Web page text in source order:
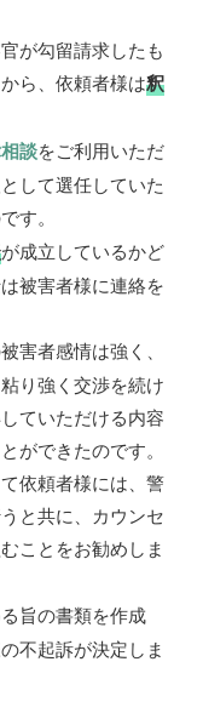
が勾留請求したも
ら、依頼者様は釈
談をご利用いただ
して選任していた
す。
が成立しているかど
被害者様に連絡を
害者感情は強く、
り強く交渉を続け
ていただける内容
ができたのです。
依頼者様には、警
と共に、カウンセ
ことをお勧めしま
旨の書類を作成
不起訴が決定しま